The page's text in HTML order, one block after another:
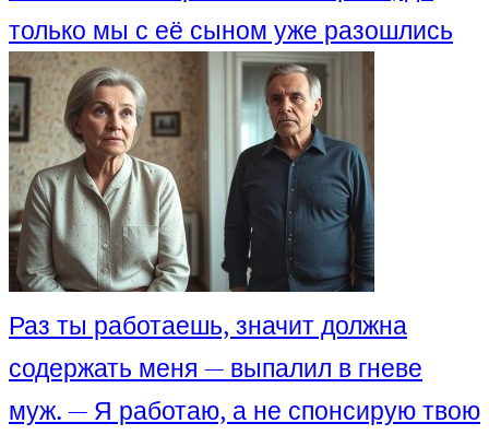
только мы с её сыном уже разошлись
Раз ты работаешь, значит должна
содержать меня — выпалил в гневе
муж. — Я работаю, а не спонсирую твою